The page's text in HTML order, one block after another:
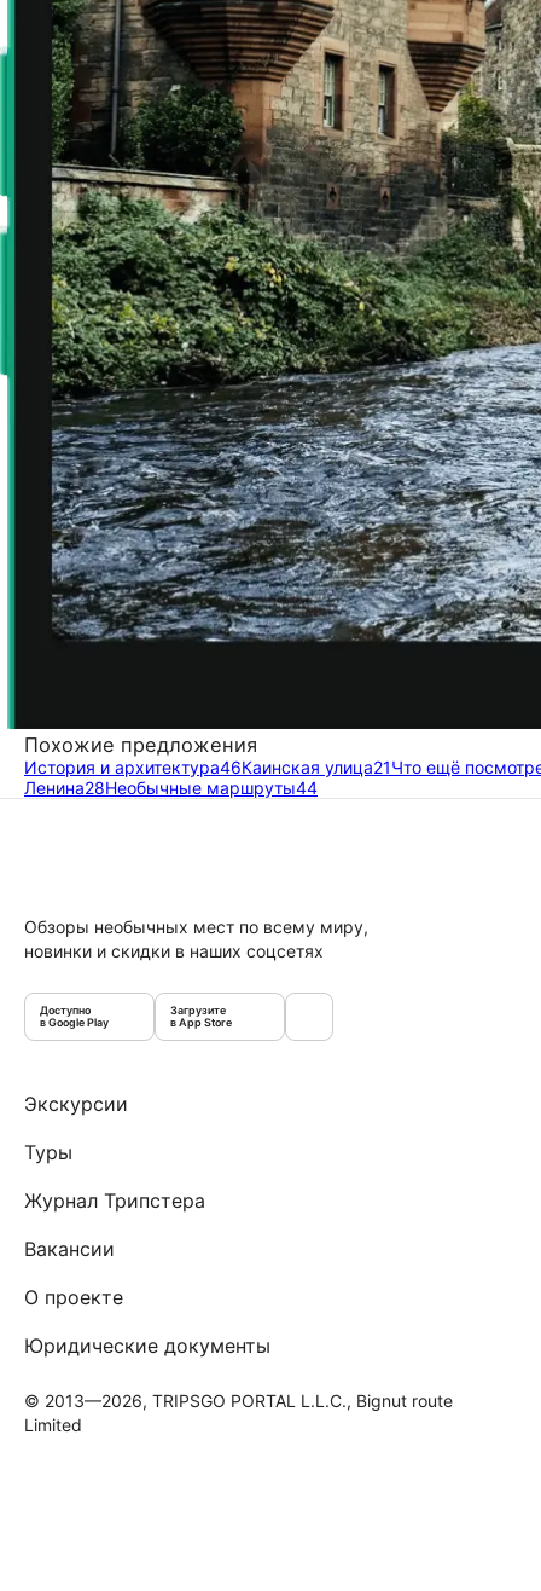
Похожие предложения
История и архитектура46Каинская улица21Что ещё
Ленина28Необычные маршруты44
Обзоры необычных мест по всему миру,
новинки и скидки в наших соцсетях
Доступно
в Google Play
Загрузите
в App Store
Экскурсии
Туры
Журнал Трипстера
Вакансии
О проекте
Юридические документы
© 2013—2026, TRIPSGO PORTAL L.L.C., Bignut route
Limited